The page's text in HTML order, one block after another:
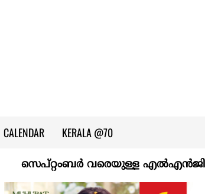
CALENDAR KERALA @70
സെപ്റ്റംബർ വരെയുള്ള എൽഎൻജി